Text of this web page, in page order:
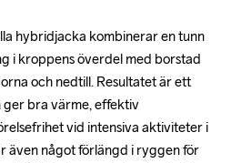
hybridjacka kombinerar en tunn
i kroppens överdel med borstad
och nedtill. Resultatet är ett
bra värme, effektiv
vid intensiva aktiviteter i
även något förlängd i ryggen för
hybridjacka kombinerar en tunn
i kroppens överdel med borstad
och nedtill. Resultatet är ett
bra värme, effektiv
vid intensiva aktiviteter i
även något förlängd i ryggen för